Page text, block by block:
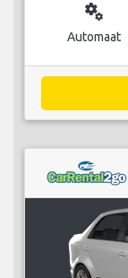
miscellaneous_services
Automaat